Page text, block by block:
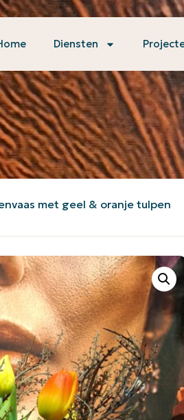
Diensten
met geel & oranje tulpen